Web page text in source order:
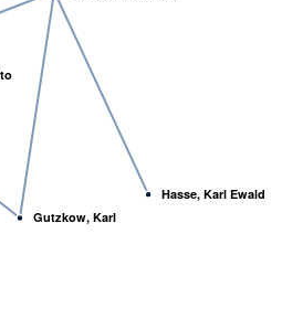
Gutzkow, Karl
Hasse, Karl Ewald